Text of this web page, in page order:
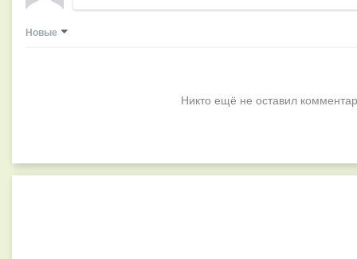
Новые
Никто ещё не оставил